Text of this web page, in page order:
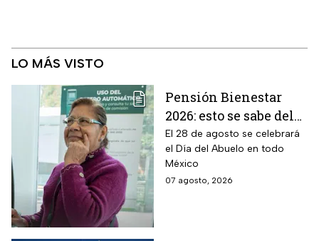
LO MÁS VISTO
Pensión Bienestar
2026: esto se sabe del
pago por el Día del
Abuelo en agosto
El 28 de agosto se celebrará
el Día del Abuelo en todo
México
07 agosto, 2026